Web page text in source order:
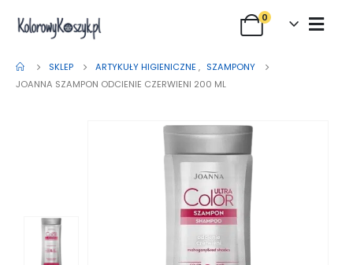
0
SKLEP ARTYKUŁY HIGIENICZNE , SZAMPONY
JOANNA SZAMPON ODCIENIE CZERWIENI 200 ML